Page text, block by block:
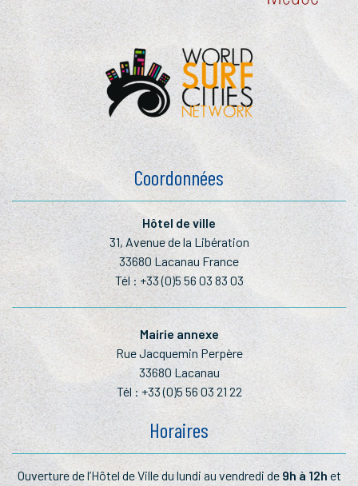
Coordonnées
Hôtel de ville
31, Avenue de la Libération
33680 Lacanau France
Tél : +33 (0)5 56 03 83 03
Mairie annexe
Rue Jacquemin Perpère
33680 Lacanau
Tél : +33 (0)5 56 03 21 22
Horaires
Ouverture de l’Hôtel de Ville du lundi au vendredi de 9h à 12h et